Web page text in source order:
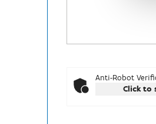
Anti-Robot
Click to